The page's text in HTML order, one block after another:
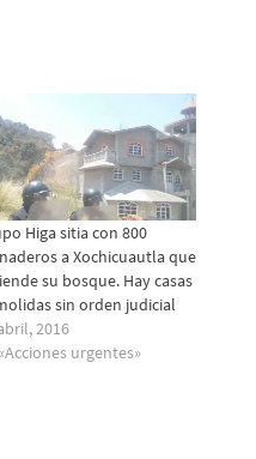
Higa sitia con 800
a Xochicuautla que
su bosque. Hay casas
sin orden judicial
2016
urgentes»